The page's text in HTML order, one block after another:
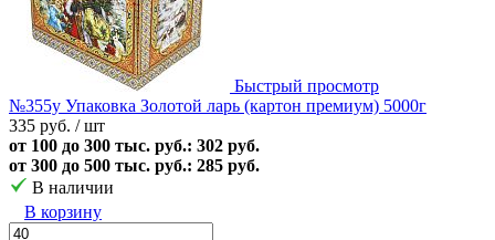
Быстрый просмотр
№355у Упаковка Золотой ларь (картон премиум) 5000г
335 руб. / шт
от 100 до 300 тыс. руб.: 302 руб.
от 300 до 500 тыс. руб.: 285 руб.
В наличии
В корзину